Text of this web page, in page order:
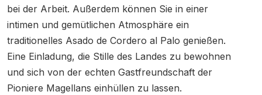
bei der Arbeit. Außerdem können Sie in einer
intimen und gemütlichen Atmosphäre ein
traditionelles Asado de Cordero al Palo genießen.
Eine Einladung, die Stille des Landes zu bewohnen
und sich von der echten Gastfreundschaft der
Pioniere Magellans einhüllen zu lassen.